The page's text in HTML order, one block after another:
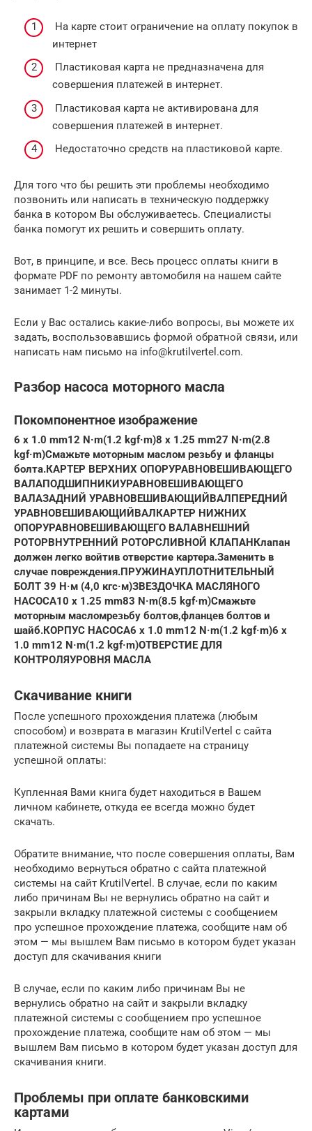
На карте стоит ограничение на оплату покупок в
интернет
Пластиковая карта не предназначена для
совершения платежей в интернет.
Пластиковая карта не активирована для
совершения платежей в интернет.
Недостаточно средств на пластиковой карте.
Для того что бы решить эти проблемы необходимо
позвонить или написать в техническую поддержку
банка в котором Вы обслуживаетесь. Специалисты
банка помогут их решить и совершить оплату.
Вот, в принципе, и все. Весь процесс оплаты книги в
формате PDF по ремонту автомобиля на нашем сайте
занимает 1-2 минуты.
Если у Вас остались какие-либо вопросы, вы можете их
задать, воспользовавшись формой обратной связи, или
написать нам письмо на info@krutilvertel.com.
Разбор насоса моторного масла
Покомпонентное изображение
6 x 1.0 mm12 N·m(1.2 kgf·m)8 x 1.25 mm27 N·m(2.8
kgf·m)Смажьте моторным маслом резьбу и фланцы
болта.КАРТЕР ВЕРХНИХ ОПОРУРАВНОВЕШИВАЮЩЕГО
ВАЛАПОДШИПНИКИУРАВНОВЕШИВАЮЩЕГО
ВАЛАЗАДНИЙ УРАВНОВЕШИВАЮЩИЙВАЛ ПЕРЕДНИЙ
УРАВНОВЕШИВАЮЩИЙВАЛ КАРТЕР НИЖНИХ
ОПОРУРАВНОВЕШИВАЮЩЕГО ВАЛАВНЕШНИЙ
РОТОР ВНУТРЕННИЙ РОТОРСЛИВНОЙ КЛАПАН Клапан
должен легко войтив отверстие картера.Заменить в
случае повреждения.ПРУЖИНАУПЛОТНИТЕЛЬНЫЙ
БОЛТ 39 Н·м (4,0 кгс·м)ЗВЕЗДОЧКА МАСЛЯНОГО
НАСОСА10 x 1.25 mm83 N·m(8.5 kgf·m)Смажьте
моторным масломрезьбу болтов,фланцев болтов и
шайб.КОРПУС НАСОСА6 x 1.0 mm12 N·m(1.2 kgf·m)6 x
1.0 mm12 N·m(1.2 kgf·m)ОТВЕРСТИЕ ДЛЯ
КОНТРОЛЯУРОВНЯ МАСЛА
Скачивание книги
После успешного прохождения платежа (любым
способом) и возврата в магазин KrutilVertel с сайта
платежной системы Вы попадаете на страницу
успешной оплаты:
Купленная Вами книга будет находиться в Вашем
личном кабинете, откуда ее всегда можно будет
скачать.
Обратите внимание, что после совершения оплаты, Вам
необходимо вернуться обратно с сайта платежной
системы на сайт KrutilVertel. В случае, если по каким
либо причинам Вы не вернулись обратно на сайт и
закрыли вкладку платежной системы с сообщением
про успешное прохождение платежа, сообщите нам об
этом — мы вышлем Вам письмо в котором будет указан
доступ для скачивания книги
В случае, если по каким либо причинам Вы не
вернулись обратно на сайт и закрыли вкладку
платежной системы с сообщением про успешное
прохождение платежа, сообщите нам об этом — мы
вышлем Вам письмо в котором будет указан доступ для
скачивания книги.
Проблемы при оплате банковскими
картами